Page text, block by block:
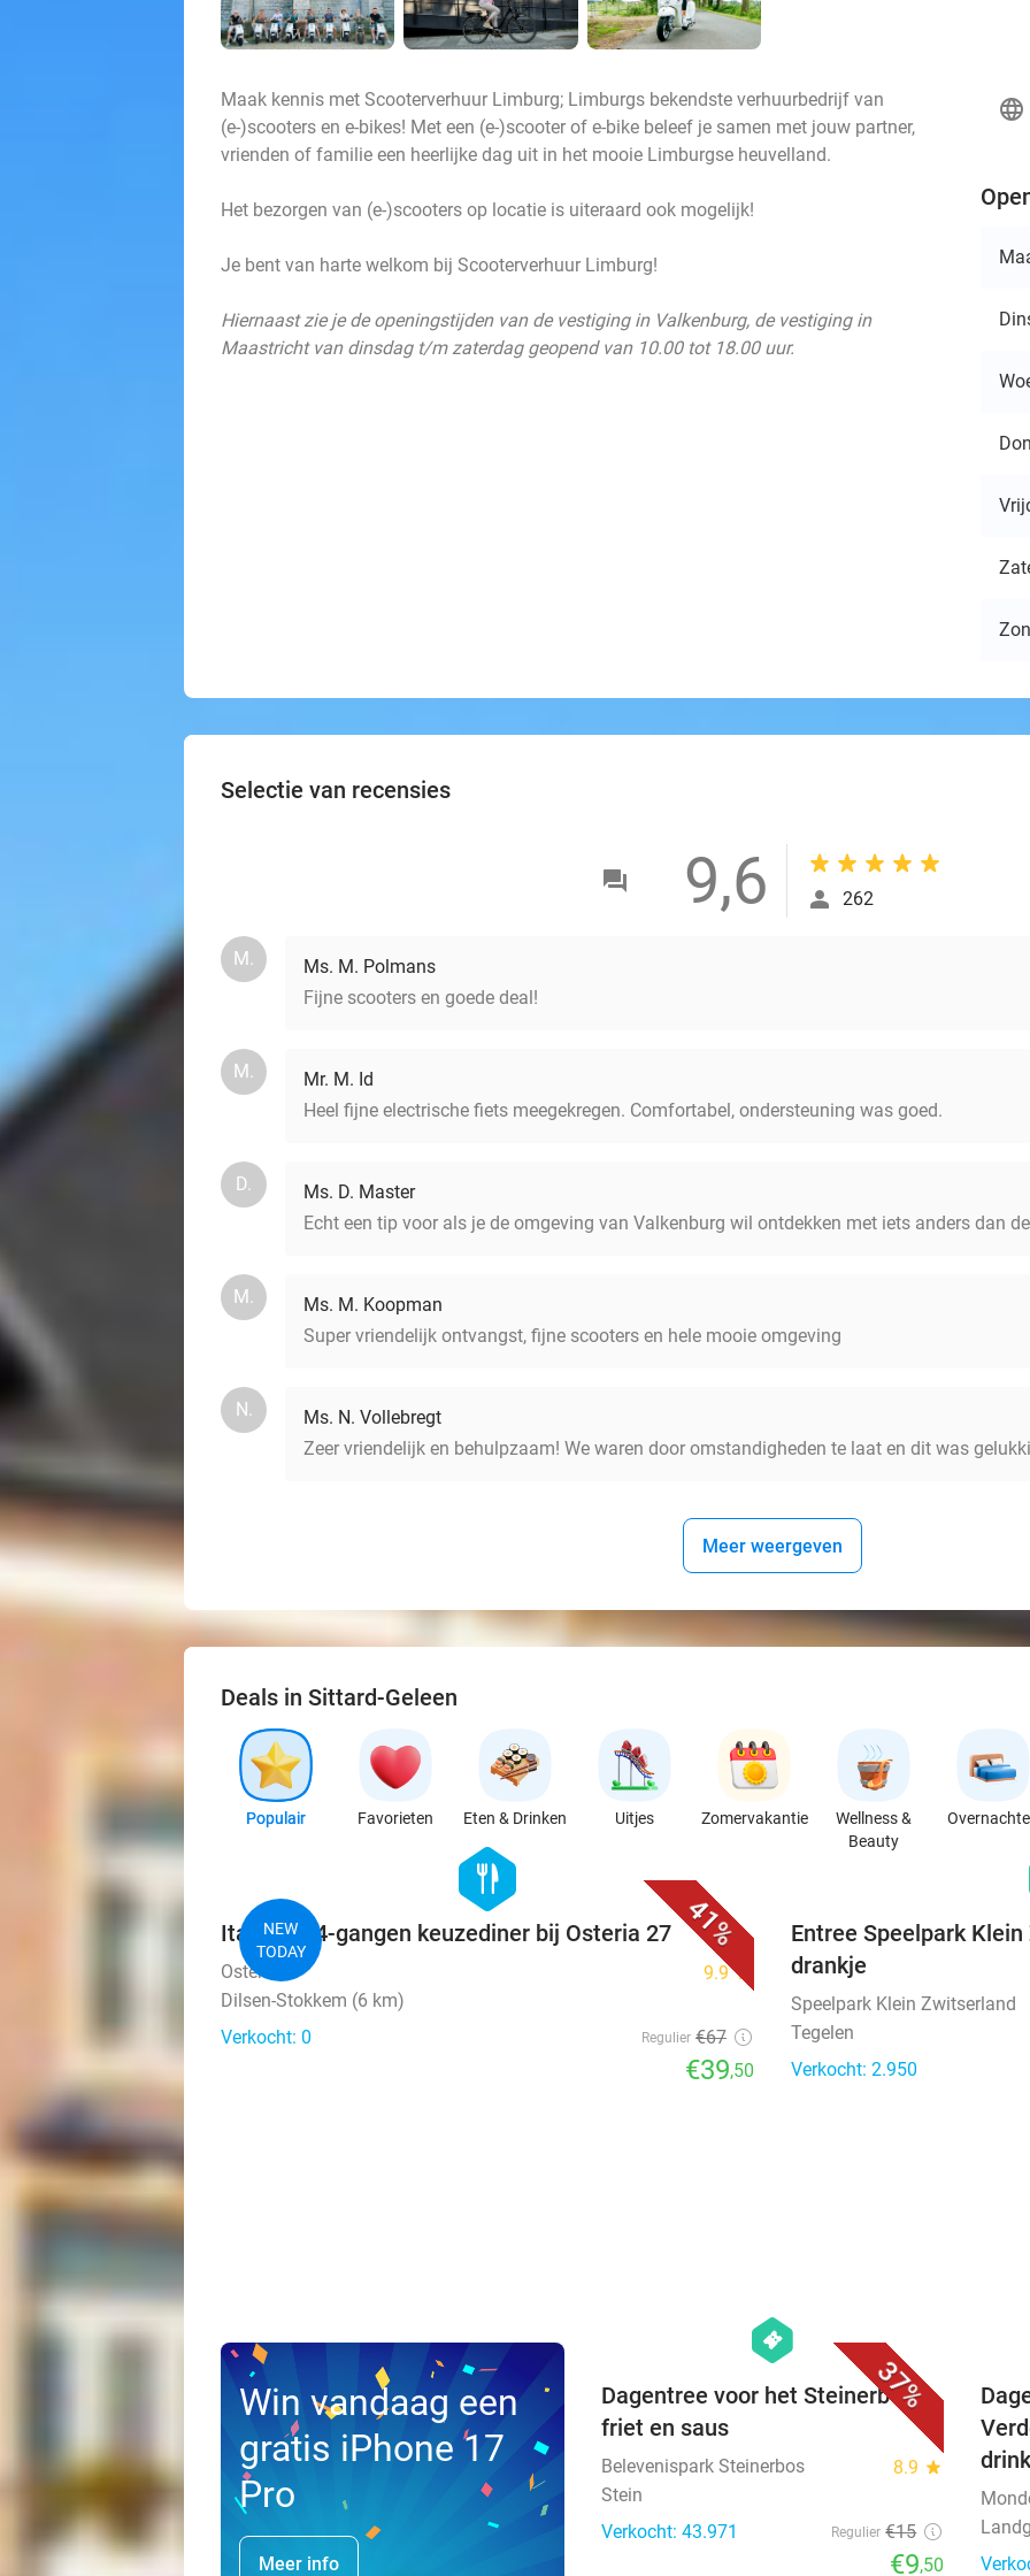
Maak kennis met Scooterverhuur Limburg; Limburgs bekendste verhuurbedrijf van
(e-)scooters en e-bikes! Met een (e-)scooter of e-bike beleef je samen met jouw partner,
vrienden of familie een heerlijke dag uit in het mooie Limburgse heuvelland.
Het bezorgen van (e-)scooters op locatie is uiteraard ook mogelijk!
Je bent van harte welkom bij Scooterverhuur Limburg!
Hiernaast zie je de openingstijden van de vestiging in Valkenburg, de vestiging in
Maastricht van dinsdag t/m zaterdag geopend van 10.00 tot 18.00 uur.
language
Selectie van recensies
9,6 262
M.
Ms. M. Polmans
Fijne scooters en goede deal!
M.
Mr. M. Id
Heel fijne electrische fiets meegekregen. Comfortabel, ondersteuning was goed.
D.
Ms. D. Master
Echt een tip voor als je de omgeving van Valkenburg wil ontdekken met iets anders dan
M.
Ms. M. Koopman
Super vriendelijk ontvangst, fijne scooters en hele mooie omgeving
N.
Ms. N. Vollebregt
Zeer vriendelijk en behulpzaam! We waren door omstandigheden te laat en dit was
Meer weergeven
Deals in Sittard-Geleen
Populair Favorieten Eten & Drinken Uitjes Zomervakantie
Wellness &
Beauty
41%
NEW
TODAY
hexagon
food
Italiaans 4-gangen keuzediner bij Osteria 27
Osteria 27 9.9star
Dilsen-Stokkem (6 km)
Verkocht: 0
Regulier €67
€39,50
Entree Speelpark
drankje
Speelpark Klein Zwitserland
Tegelen
Verkocht: 2.950
Win vandaag een
gratis iPhone 17
Pro
Meer info
37%
hexagon
events
Dagentree voor het Steinerbos +
friet en saus
Belevenispark Steinerbos 8.9 star
Stein
Verkocht: 43.971
Regulier €15
€9,50